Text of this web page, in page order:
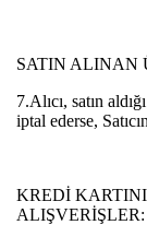
SATIN ALINAN
7.Alıcı, satın
iptal ederse,
KREDİ
ALIŞVERİŞLER: